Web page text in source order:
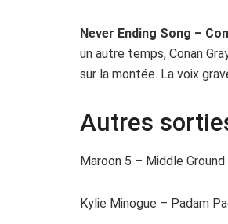
Never Ending Song –
un autre temps, Conan
sur la montée. La voix
Autres
Maroon 5 – Middle Ground
Kylie Minogue – Padam